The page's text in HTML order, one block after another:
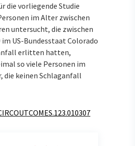
die vorliegende Studie
im Alter zwischen
untersucht, die zwischen
im US-Bundesstaat Colorado
erlitten hatten,
so viele Personen im
die keinen Schlaganfall